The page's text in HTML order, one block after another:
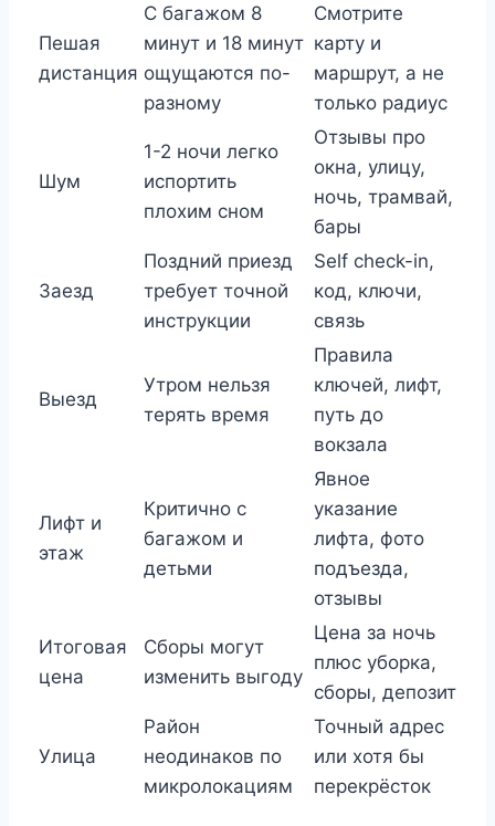
Пешая
дистанция
С багажом 8
минут и 18 минут
ощущаются по-
разному
Смотрите
карту и
маршрут, а не
только радиус
Шум
1-2 ночи легко
испортить
плохим сном
Отзывы про
окна, улицу,
ночь, трамвай,
бары
Заезд
Поздний приезд
требует точной
инструкции
Self check-in,
код, ключи,
связь
Выезд
Утром нельзя
терять время
Правила
ключей, лифт,
путь до
вокзала
Лифт и
этаж
Критично с
багажом и
детьми
Явное
указание
лифта, фото
подъезда,
отзывы
Итоговая
цена
Сборы могут
изменить выгоду
Цена за ночь
плюс уборка,
сборы, депозит
Улица
Район
неодинаков по
микролокациям
Точный адрес
или хотя бы
перекрёсток